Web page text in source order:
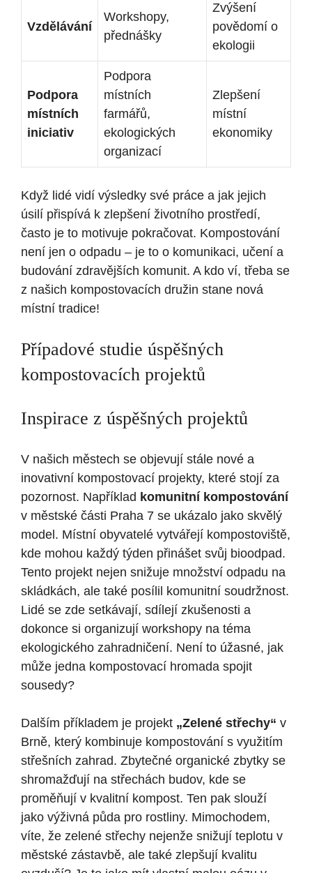
Vzdělávání
Workshopy,
přednášky
Zvýšení
povědomí o⁣
ekologii
Podpora
místních
iniciativ
Podpora
místních
farmářů,
ekologických
organizací
Zlepšení
místní
ekonomiky
Když lidé vidí výsledky své práce ⁢a jak jejich
úsilí přispívá k zlepšení životního prostředí,
často je ​to motivuje pokračovat. Kompostování
není jen⁤ o odpadu – je to o komunikaci, učení a
⁢budování zdravějších komunit. A kdo ví, třeba se
‌z našich kompostovacích družin ⁤stane nová
místní tradice!
Případové studie úspěšných
kompostovacích projektů
Inspirace z úspěšných projektů
V našich městech se ​objevují stále nové a
inovativní kompostovací projekty, které stojí za
pozornost. Například komunitní kompostování
v městské části Praha⁤ 7 ​se ukázalo jako skvělý
model. Místní obyvatelé vytvářejí kompostoviště,
kde mohou ⁤každý týden přinášet⁤ svůj bioodpad.
Tento projekt nejen snižuje ​množství odpadu na
skládkách, ale také⁣ posílil komunitní soudržnost.
Lidé se zde setkávají, sdílejí zkušenosti a
dokonce si organizují workshopy ⁤na téma
ekologického ‌zahradničení. Není to ⁣úžasné, jak
může jedna kompostovací hromada spojit
sousedy?
Dalším příkladem je projekt „Zelené střechy“ v
Brně, který kombinuje kompostování s využitím
střešních zahrad. Zbytečné ⁢organické ⁤zbytky se
shromažďují na ‌střechách budov, kde se
proměňují v‌ kvalitní kompost. Ten ‌pak slouží
jako výživná půda pro ‌rostliny. Mimochodem,
víte, že zelené střechy nejenže snižují​ teplotu ⁤v
městské zástavbě, ale také zlepšují kvalitu